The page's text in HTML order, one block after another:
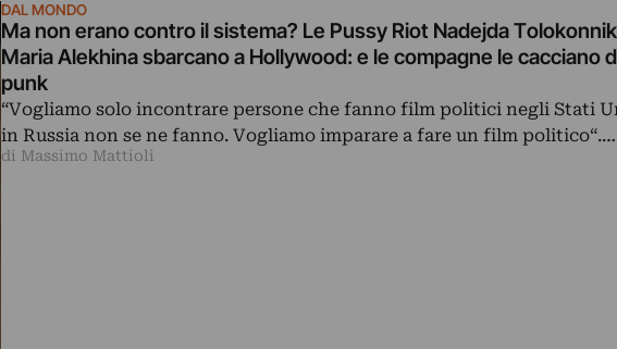
DAL MONDO
Ma non erano contro il sistema? Le Pussy Riot Nadejda
Maria Alekhina sbarcano a Hollywood: e le compagne le cacciano
punk
“Vogliamo solo incontrare persone che fanno film politici negli Stati
in Russia non se ne fanno. Vogliamo imparare a fare un film politico“.…
di Massimo Mattioli